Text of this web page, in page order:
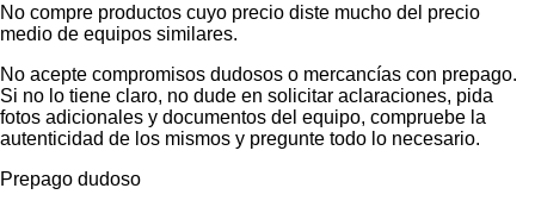
No compre productos cuyo precio diste mucho del precio
medio de equipos similares.
No acepte compromisos dudosos o mercancías con prepago.
Si no lo tiene claro, no dude en solicitar aclaraciones, pida
fotos adicionales y documentos del equipo, compruebe la
autenticidad de los mismos y pregunte todo lo necesario.
Prepago dudoso